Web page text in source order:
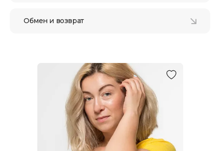
Обмен и возврат